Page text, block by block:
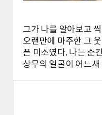
그가 나를 알아보고
오랜만에 마주한 그
픈 미소였다. 나는 순
상무의 얼굴이 어느